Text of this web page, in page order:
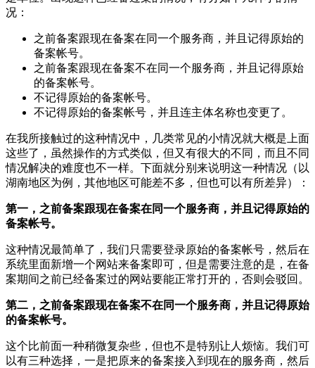
况：
之前备案跟现在备案在同一个服务商，并且记得原始的
备案帐号。
之前备案跟现在备案不在同一个服务商，并且记得原始
的备案帐号。
不记得原始的备案帐号。
不记得原始的备案帐号，并且连主体名称也变更了。
在我所接触过的这种情况中，几类常见的小情况就大概是上面
这些了，虽然操作的方式类似，但又有很大的不同，而且不同
情况解决的难度也不一样。下面就分别来说明这一种情况（以
湖南地区为例，其他地区可能差不多，但也可以有所差异）：
第一，之前备案跟现在备案在同一个服务商，并且记得原始的
备案帐号。
这种情况最简单了，我们只需要登录原始的备案帐号，然后在
系统里面新增一个网站来备案即可，但是需要注意的是，在备
案期间之前已经备案过的网站要能正常打开的，否则会驳回。
第二，之前备案跟现在备案不在同一个服务商，并且记得原始
的备案帐号。
这个比前面一种稍微复杂些，但也不是特别让人烦恼。我们可
以有三种选择，一是把原来的备案接入到现在的服务商，然后